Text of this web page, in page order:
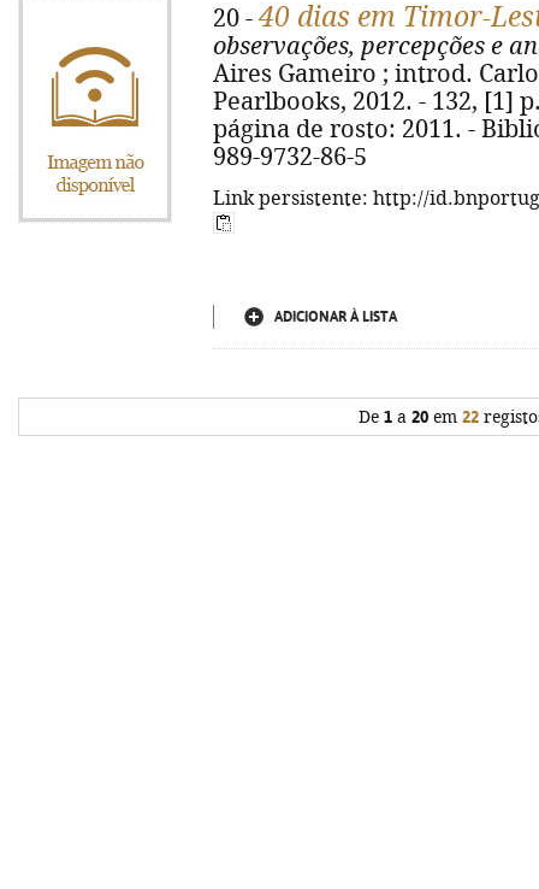
20 -40 dias em Timor-
observações, percepções e
Aires Gameiro ; introd.
Pearlbooks, 2012. - 132, [1]
página de rosto: 2011. -
989-9732-86-5
Link persistente: http://
ADICIONAR À LISTA
De 1a 20em 22